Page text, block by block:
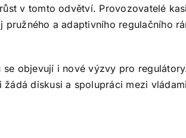
v tomto odvětví. Provozovatelé
a adaptivního regulačního
objevují i nové výzvy pro
diskusi a spolupráci mezi